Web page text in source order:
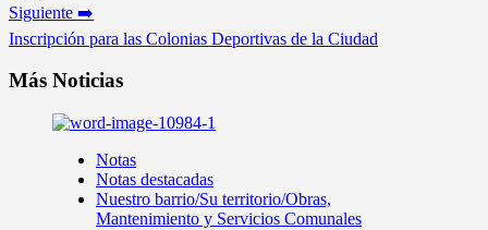
Siguiente ➡️
Inscripción para las Colonias Deportivas de la Ciudad
Más Noticias
Notas
Notas destacadas
Nuestro barrio/Su territorio/Obras,
Mantenimiento y Servicios Comunales